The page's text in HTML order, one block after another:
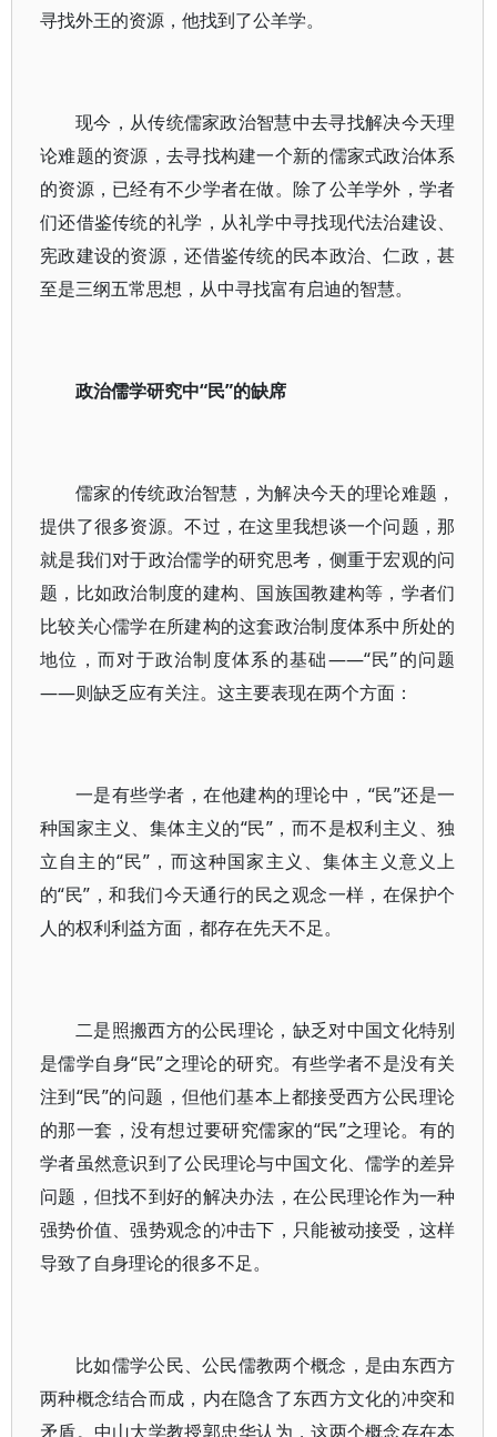
寻找外王的资源，他找到了公羊学。
现今，从传统儒家政治智慧中去寻找解决今天理
论难题的资源，去寻找构建一个新的儒家式政治体系
的资源，已经有不少学者在做。除了公羊学外，学者
们还借鉴传统的礼学，从礼学中寻找现代法治建设、
宪政建设的资源，还借鉴传统的民本政治、仁政，甚
至是三纲五常思想，从中寻找富有启迪的智慧。
政治儒学研究中“民”的缺席
儒家的传统政治智慧，为解决今天的理论难题，
提供了很多资源。不过，在这里我想谈一个问题，那
就是我们对于政治儒学的研究思考，侧重于宏观的问
题，比如政治制度的建构、国族国教建构等，学者们
比较关心儒学在所建构的这套政治制度体系中所处的
地位，而对于政治制度体系的基础——“民”的问题
——则缺乏应有关注。这主要表现在两个方面：
一是有些学者，在他建构的理论中，“民”还是一
种国家主义、集体主义的“民”，而不是权利主义、独
立自主的“民”，而这种国家主义、集体主义意义上
的“民”，和我们今天通行的民之观念一样，在保护个
人的权利利益方面，都存在先天不足。
二是照搬西方的公民理论，缺乏对中国文化特别
是儒学自身“民”之理论的研究。有些学者不是没有关
注到“民”的问题，但他们基本上都接受西方公民理论
的那一套，没有想过要研究儒家的“民”之理论。有的
学者虽然意识到了公民理论与中国文化、儒学的差异
问题，但找不到好的解决办法，在公民理论作为一种
强势价值、强势观念的冲击下，只能被动接受，这样
导致了自身理论的很多不足。
比如儒学公民、公民儒教两个概念，是由东西方
两种概念结合而成，内在隐含了东西方文化的冲突和
矛盾。中山大学教授郭忠华认为，这两个概念存在本